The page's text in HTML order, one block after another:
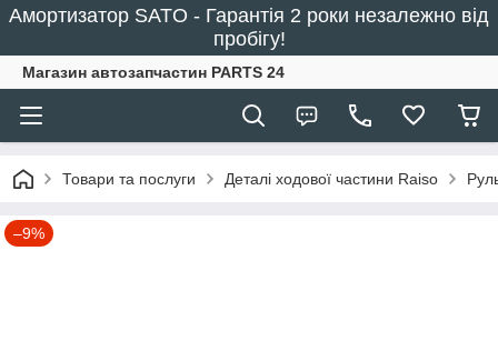
Амортизатор SATO - Гарантія 2 роки незалежно від
пробігу!
Магазин автозапчастин PARTS 24
Товари та послуги Деталі ходової частини Raiso
–9%